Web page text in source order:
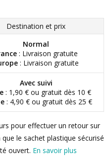
Destination et prix
Normal
: Livraison gratuite
: Livraison gratuite
Avec suivi
: 1,90 € ou gratuit dès 10 €
: 4,90 € ou gratuit dès 25 €
pour effectuer un retour sur
le sachet plastique sécurisé
ouvert. En savoir plus